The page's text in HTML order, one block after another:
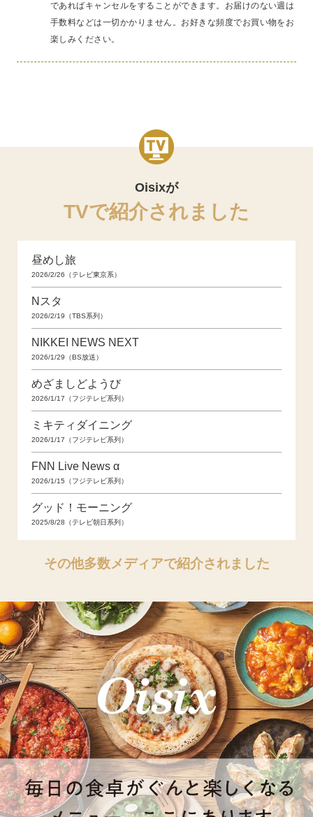
であればキャンセルをすることができます。お届けのない週は
手数料などは一切かかりません。お好きな頻度でお買い物をお
楽しみください。
Oisixが
TVで紹介されました
昼めし旅
2026/2/26（テレビ東京系）
Nスタ
2026/2/19（TBS系列）
NIKKEI NEWS NEXT
2026/1/29（BS放送）
めざましどようび
2026/1/17（フジテレビ系列）
ミキティダイニング
2026/1/17（フジテレビ系列）
FNN Live News α
2026/1/15（フジテレビ系列）
グッド！モーニング
2025/8/28（テレビ朝日系列）
その他多数メディアで紹介されました